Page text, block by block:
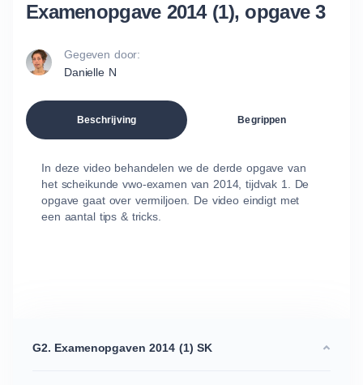
Examenopgave 2014 (1), opgave 3
Gegeven door:
Danielle N
Beschrijving Begrippen
In deze video behandelen we de derde opgave van
het scheikunde vwo-examen van 2014, tijdvak 1. De
opgave gaat over vermiljoen. De video eindigt met
een aantal tips & tricks.
G2. Examenopgaven 2014 (1) SK